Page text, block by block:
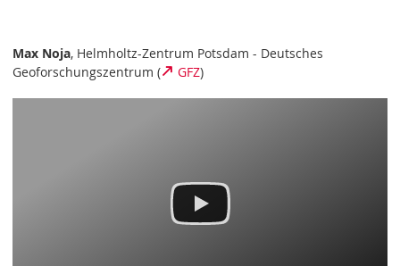
Max Noja, Helmholtz-Zentrum Potsdam - Deutsches
Geoforschungszentrum (
GFZ)